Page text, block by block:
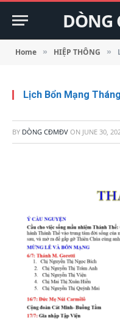
Home » HIỆP THÔNG »
Lịch Bổn Mạng
BY DÒNG CĐMĐV ON JUNE 30,